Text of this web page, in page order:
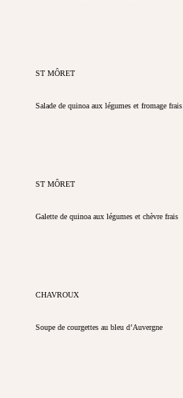
ST MÔRET
Salade de quinoa aux légumes et fromage frais
ST MÔRET
Galette de quinoa aux légumes et chèvre frais
CHAVROUX
Soupe de courgettes au bleu d’Auvergne